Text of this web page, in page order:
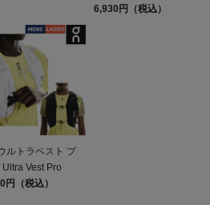
ELDORESO Boneman
6,930円（税込）
ルトラベスト プ
Ultra Vest Pro
円（税込）